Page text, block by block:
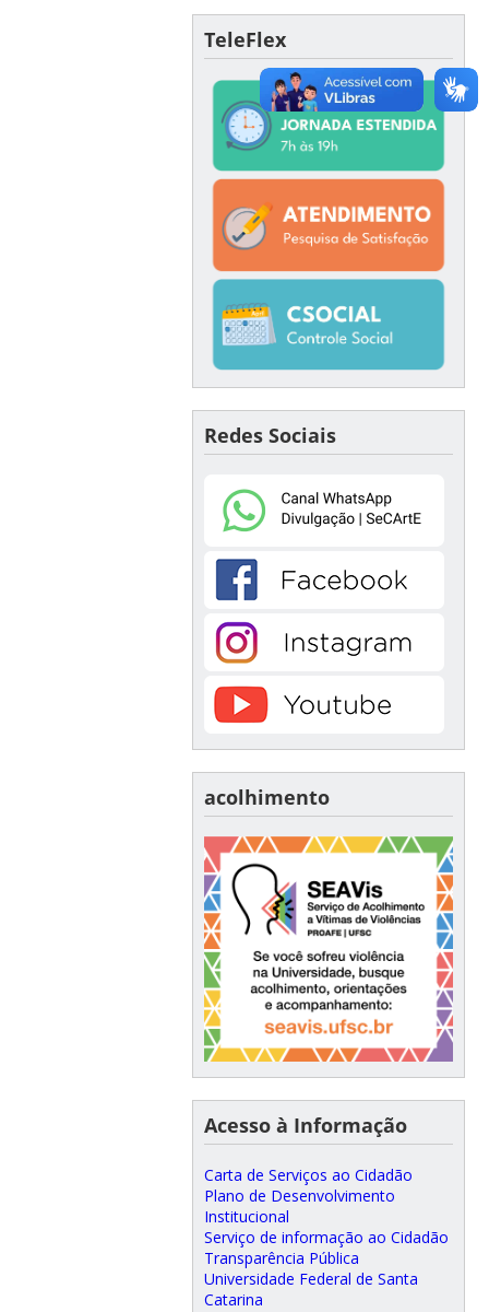
TeleFlex
Redes Sociais
acolhimento
Acesso à Informação
Carta de Serviços ao Cidadão
Plano de Desenvolvimento
Institucional
Serviço de informação ao Cidadão
Transparência Pública
Universidade Federal de Santa
Catarina